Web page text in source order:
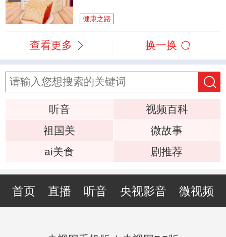
健康之路
查看更多 换一换
听音
视频百科
祖国美
微故事
ai美食
剧推荐
首页 直播 听音 央视影音 微视频